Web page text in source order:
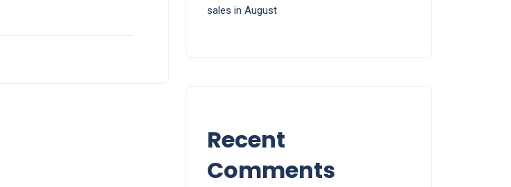
sales in August
Recent
Comments